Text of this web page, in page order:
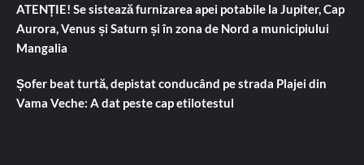
ATENȚIE! Se sistează furnizarea apei potabile la Jupiter, Cap
Aurora, Venus și Saturn și în zona de Nord a municipiului
Mangalia
Șofer beat turtă, depistat conducând pe strada Plajei din
Vama Veche: A dat peste cap etilotestul